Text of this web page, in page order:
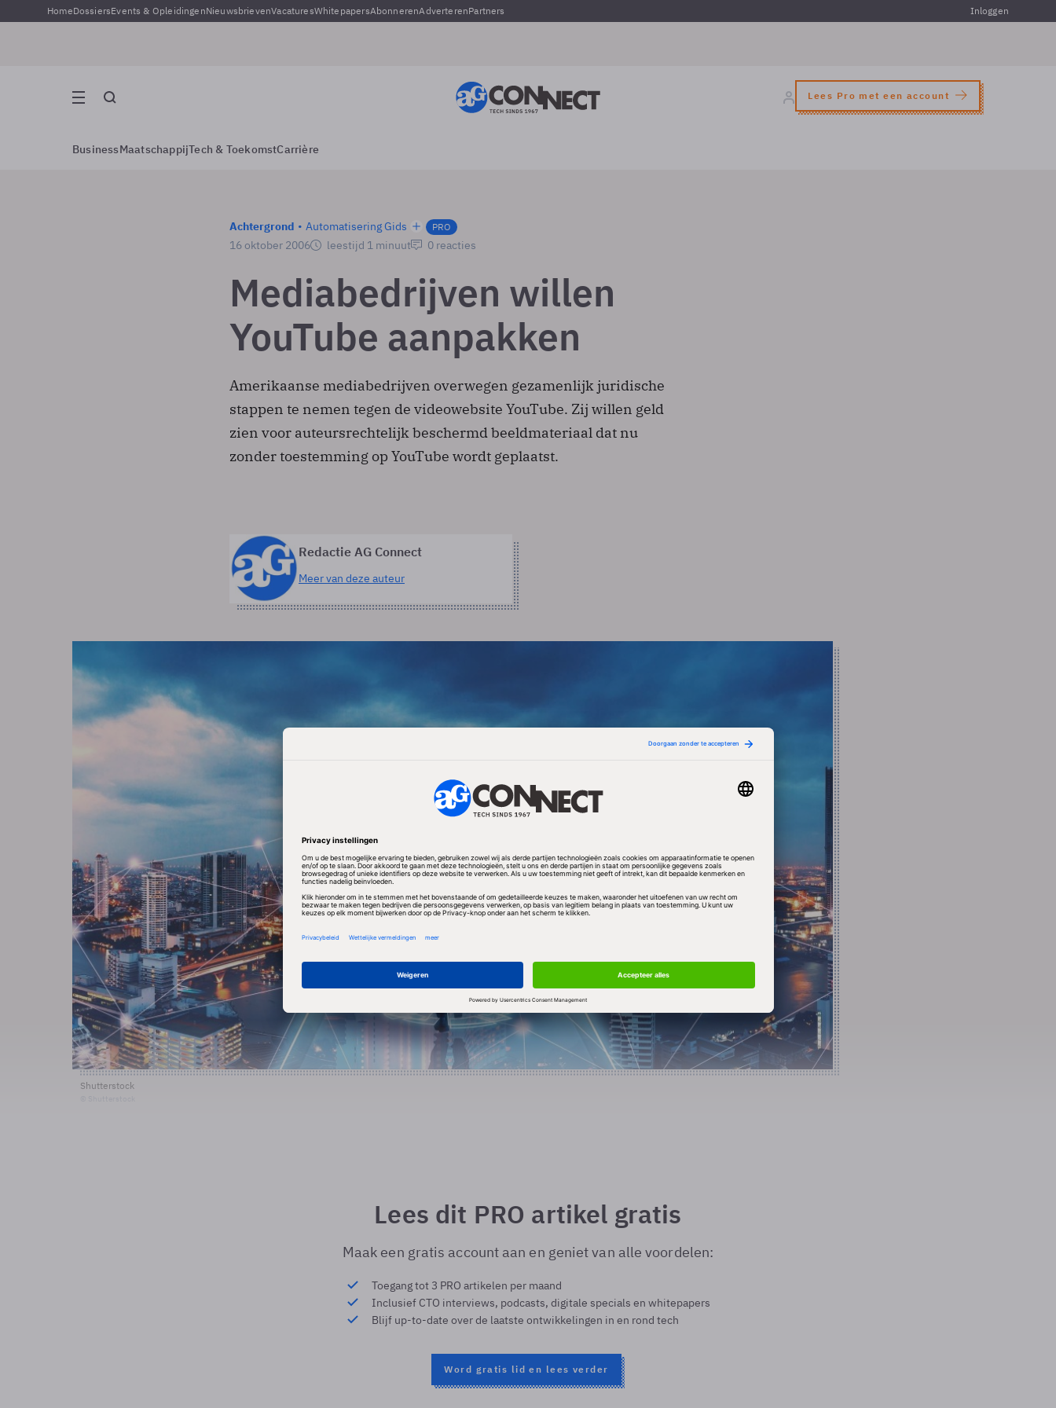
HomeDossiersEvents & OpleidingenNieuwsbrievenVacaturesWhitepapersAbonnerenAdverterenPartners Inloggen
Lees Pro met een account
BusinessMaatschappijTech & ToekomstCarrière
Achtergrond Automatisering Gids PRO
16 oktober 2006 leestijd 1 minuut 0 reacties
Mediabedrijven willen
YouTube aanpakken
Amerikaanse mediabedrijven overwegen gezamenlijk juridische
stappen te nemen tegen de videowebsite YouTube. Zij willen geld
zien voor auteursrechtelijk beschermd beeldmateriaal dat nu
zonder toestemming op YouTube wordt geplaatst.
Redactie AG Connect
Meer van deze auteur
Shutterstock
Lees dit PRO artikel gratis
Maak een gratis account aan en geniet van alle voordelen:
Toegang tot 3 PRO artikelen per maand
Inclusief CTO interviews, podcasts, digitale specials en whitepapers
Blijf up-to-date over de laatste ontwikkelingen in en rond tech
Word gratis lid en lees verder